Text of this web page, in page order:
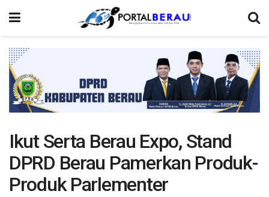
Ikut Serta Berau Expo, Stand
DPRD Berau Pamerkan Produk-
Produk Parlementer